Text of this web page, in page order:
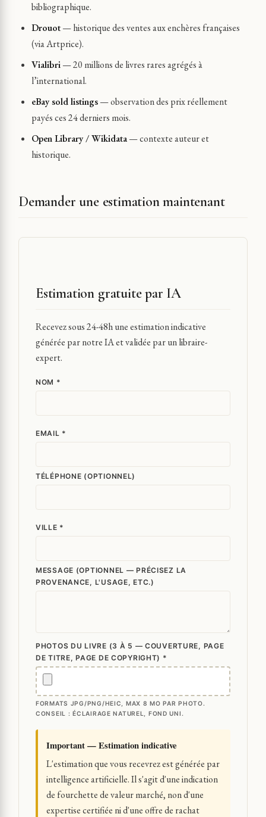
bibliographique.
Drouot— historique des ventes aux enchères françaises
(via Artprice).
Vialibri— 20 millions de livres rares agrégés à
l’international.
eBay sold listings— observation des prix réellement
payés ces 24 derniers mois.
Open Library / Wikidata— contexte auteur et
historique.
Demander une estimation maintenant
Estimation gratuite par IA
Recevez sous 24-48h une estimation indicative
générée par notre IA et validée par un libraire-
expert.
NOM *
EMAIL *
TÉLÉPHONE (OPTIONNEL)
VILLE *
MESSAGE (OPTIONNEL — PRÉCISEZ LA
PROVENANCE, L'USAGE, ETC.)
PHOTOS DU LIVRE (3 À 5 — COUVERTURE, PAGE
DE TITRE, PAGE DE COPYRIGHT) *
FORMATS JPG/PNG/HEIC, MAX 8 MO PAR PHOTO.
CONSEIL : ÉCLAIRAGE NATUREL, FOND UNI.
Important — Estimation indicative
L'estimation que vous recevrez est générée par
intelligence artificielle. Il s'agit d'une indication
de fourchette de valeur marché, non d'une
expertise certifiée ni d'une offre de rachat